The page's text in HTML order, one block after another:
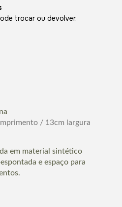
trocar ou devolver.
/ 13cm largura
em material sintético
e espaço para